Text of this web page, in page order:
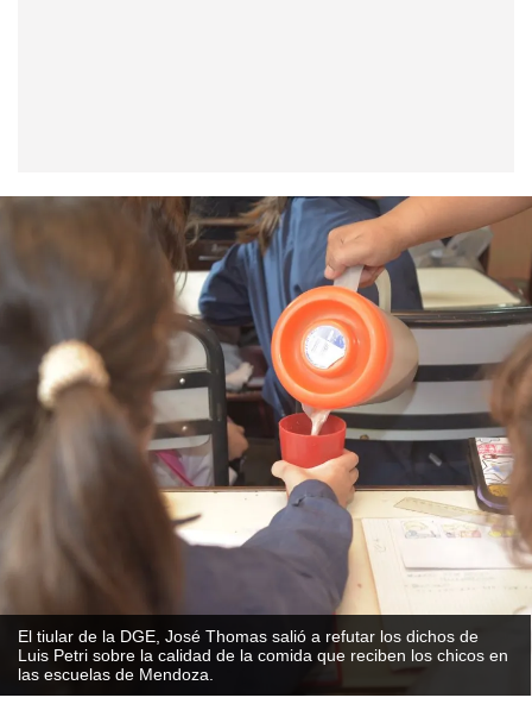
El tiular de la DGE, José Thomas salió a refutar los dichos de
Luis Petri sobre la calidad de la comida que reciben los chicos en
las escuelas de Mendoza.